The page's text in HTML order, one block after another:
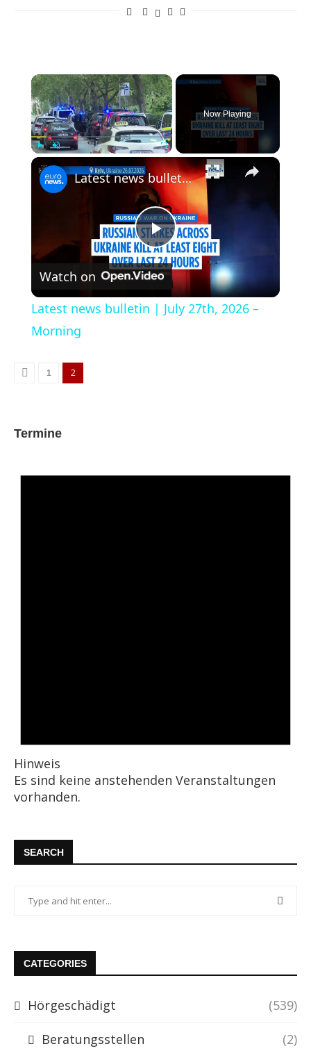
×
Fullscreen
Now Playing
×
Play
Video
Latest news bulletin | July 27th, 2026 – Morning
Watch on
Latest news bulletin | July 27th, 2026 –
Morning
1 2
Termine
Hinweis
Es sind keine anstehenden Veranstaltungen
vorhanden.
SEARCH
CATEGORIES
Hörgeschädigt (539)
Beratungsstellen (2)